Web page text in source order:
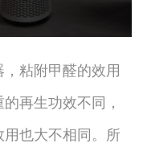
粘附甲醛的效用
再生功效不同，
也大不相同。所